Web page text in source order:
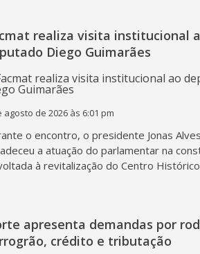
realiza visita institucional
Diego Guimarães
agosto de 2026 às 6:01 pm
o encontro, o presidente Jonas Alves
a atuação do parlamentar na
à revitalização do Centro
apresenta demandas por
crédito e tributação